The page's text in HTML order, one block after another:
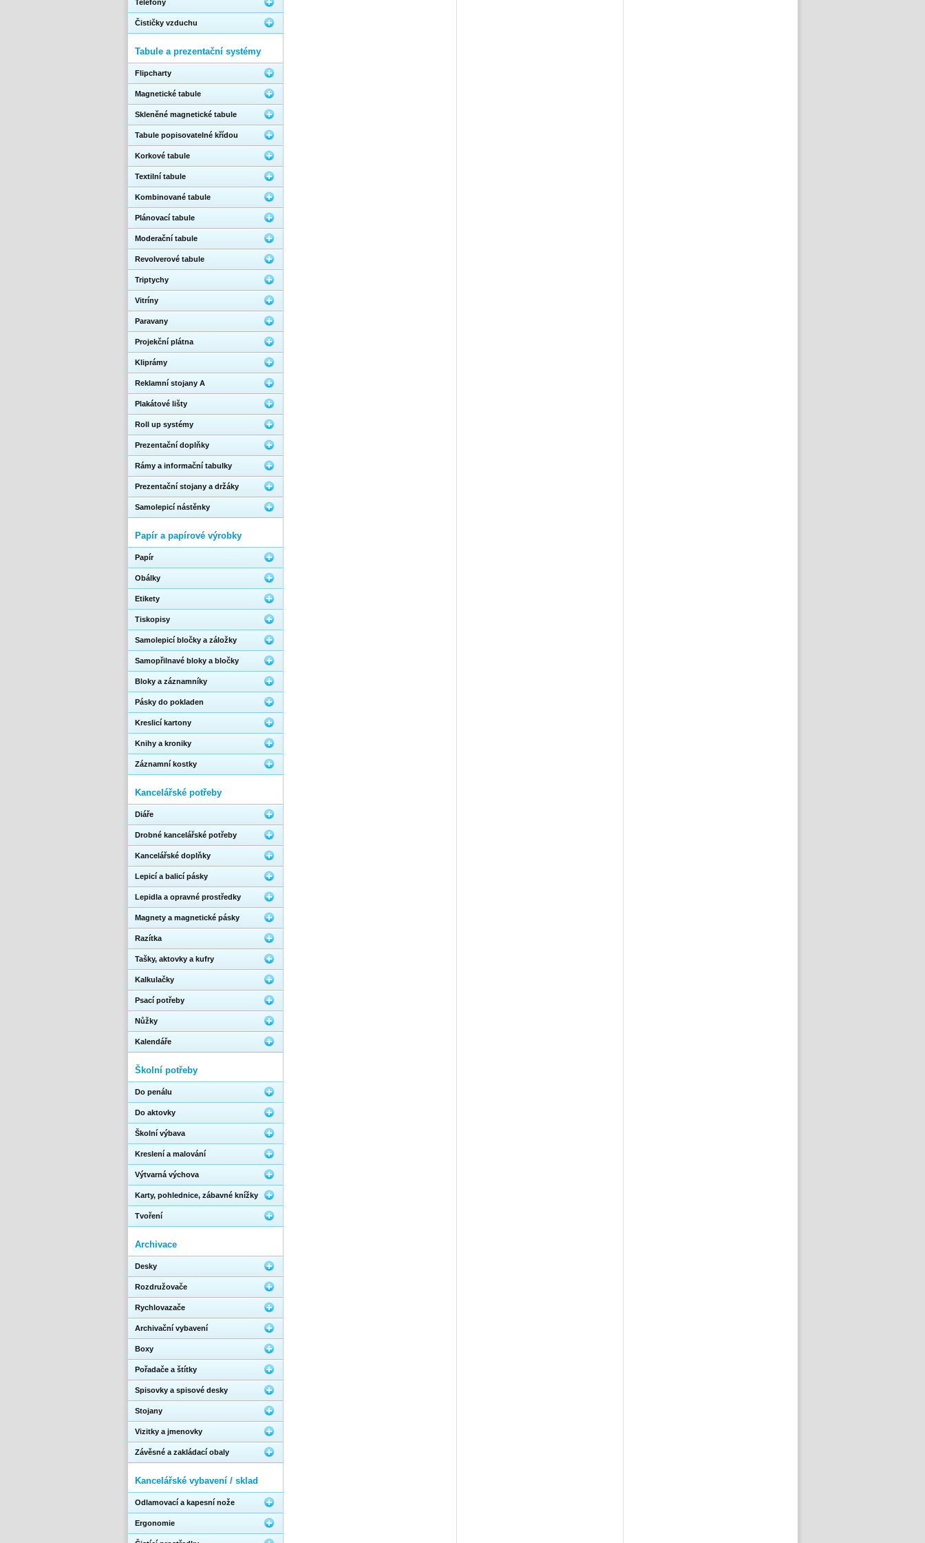
Telefony
Čističky vzduchu
Tabule a prezentační systémy
Flipcharty
Magnetické tabule
Skleněné magnetické tabule
Tabule popisovatelné křídou
Korkové tabule
Textilní tabule
Kombinované tabule
Plánovací tabule
Moderační tabule
Revolverové tabule
Triptychy
Vitríny
Paravany
Projekční plátna
Kliprámy
Reklamní stojany A
Plakátové lišty
Roll up systémy
Prezentační doplňky
Rámy a informační tabulky
Prezentační stojany a držáky
Samolepicí nástěnky
Papír a papírové výrobky
Papír
Obálky
Etikety
Tiskopisy
Samolepicí bločky a záložky
Samopřilnavé bloky a bločky
Bloky a záznamníky
Pásky do pokladen
Kreslicí kartony
Knihy a kroniky
Záznamní kostky
Kancelářské potřeby
Diáře
Drobné kancelářské potřeby
Kancelářské doplňky
Lepicí a balicí pásky
Lepidla a opravné prostředky
Magnety a magnetické pásky
Razítka
Tašky, aktovky a kufry
Kalkulačky
Psací potřeby
Nůžky
Kalendáře
Školní potřeby
Do penálu
Do aktovky
Školní výbava
Kreslení a malování
Výtvarná výchova
Karty, pohlednice, zábavné knížky
Tvoření
Archivace
Desky
Rozdružovače
Rychlovazače
Archivační vybavení
Boxy
Pořadače a štítky
Spisovky a spisové desky
Stojany
Vizitky a jmenovky
Závěsné a zakládací obaly
Kancelářské vybavení / sklad
Odlamovací a kapesní nože
Ergonomie